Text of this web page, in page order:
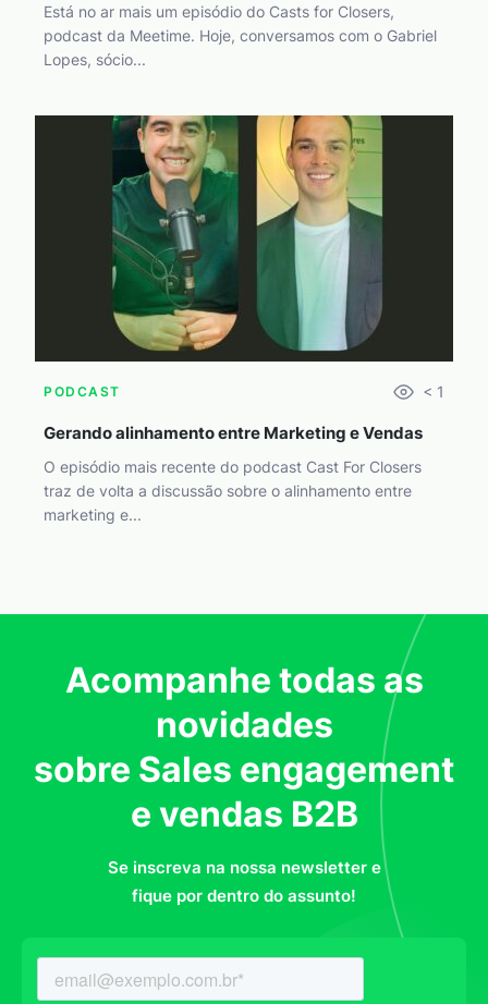
Está no ar mais um episódio do Casts for Closers,
podcast da Meetime. Hoje, conversamos com o Gabriel
Lopes, sócio...
PODCAST < 1
Gerando alinhamento entre Marketing e Vendas
O episódio mais recente do podcast Cast For Closers
traz de volta a discussão sobre o alinhamento entre
marketing e...
Acompanhe todas as
novidades
sobre Sales engagement
e vendas B2B
Se inscreva na nossa newsletter e
fique por dentro do assunto!